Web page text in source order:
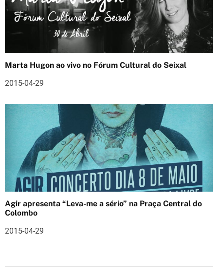
t
o
s
Marta Hugon ao vivo no Fórum Cultural do Seixal
2015-04-29
Agir apresenta “Leva-me a sério” na Praça Central do
Colombo
2015-04-29